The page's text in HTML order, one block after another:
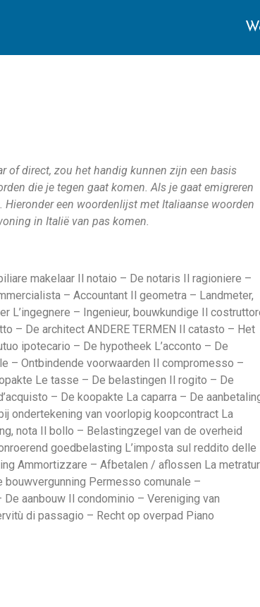
of direct, zou het handig kunnen zijn een basis
die je tegen gaat komen. Als je gaat emigreren
Hieronder een woordenlijst met Italiaanse woorden
in Italië van pas komen.
makelaar Il notaio – De notaris Il ragioniere –
– Accountant Il geometra – Landmeter,
L’ingegnere – Ingenieur, bouwkundige Il
– De architect ANDERE TERMEN Il catasto – Het
ipotecario – De hypotheek L’acconto – De
– Ontbindende voorwaarden Il compromesso –
Le tasse – De belastingen Il rogito – De
– De koopakte La caparra – De
ondertekening van voorlopig koopcontract La
nota Il bollo – Belastingzegel van de overheid
goedbelasting L’imposta sul reddito delle
Ammortizzare – Afbetalen / aflossen La
Permesso comunale –
aanbouw Il condominio – Vereniging van
di passagio – Recht op overpad Piano